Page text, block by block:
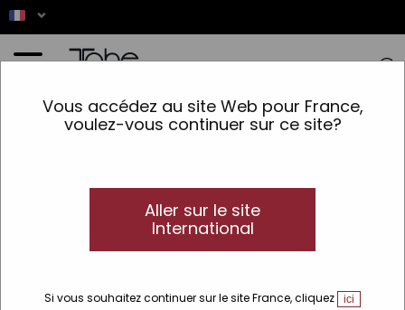
Vous accédez au site Web pour France,
voulez-vous continuer sur ce site?
Aller sur le site
International
Si vous souhaitez continuer sur le site France, cliquez ici
>Cheveux >Soins Spécifiques > Curly
Découvrez les produits cosmétiques Tahe adaptés à la
méthode Curly Girl et obtenez des cheveux bouclés